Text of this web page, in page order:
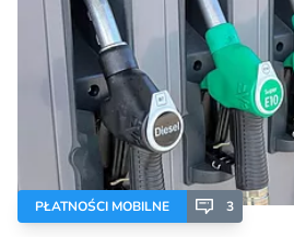
PŁATNOŚCI MOBILNE 3